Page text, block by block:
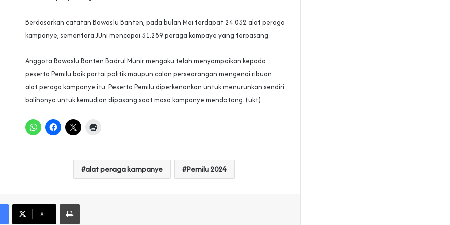
Berdasarkan catatan Bawaslu Banten, pada bulan Mei terdapat 24.032 alat peraga
kampanye, sementara JUni mencapai 31.289 peraga kampaye yang terpasang.
Anggota Bawaslu Banten Badrul Munir mengaku telah menyampaikan kepada
peserta Pemilu baik partai politik maupun calon perseorangan mengenai ribuan
alat peraga kampanye itu. Peserta Pemilu diperkenankan untuk menurunkan sendiri
balihonya untuk kemudian dipasang saat masa kampanye mendatang. (ukt)
alat peraga kampanye Pemilu 2024
X
Print